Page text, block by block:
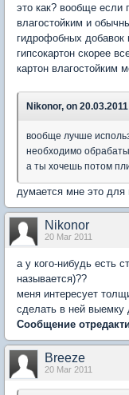
это как? вообще если
влагостойким и
гидрофобных добавок
гипсокартон скорее
картон влагостойким
Nikonor, on
вообще лучше
необходимо
а ты хочешь потом
думается мне это для
Nikonor
20 Mar 2011
а у кого-нибудь есть
называется)??
меня интересует
сделать в ней выемку
Сообщение
Breeze
20 Mar 2011